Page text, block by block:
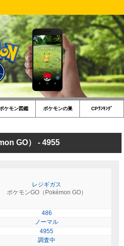
ポケモン図鑑 ポケモンの巣 CPﾗﾝｷﾝｸﾞ
GO） - 4955
レジギガス
ポケモンGO（Pokémon GO）
486
ノーマル
4955
調査中